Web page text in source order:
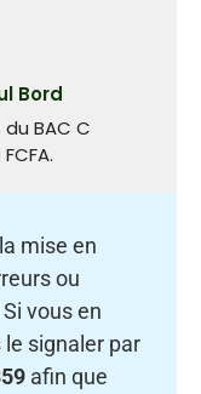
Bord
BAC C
mise en
ou
vous en
signaler par
afin que